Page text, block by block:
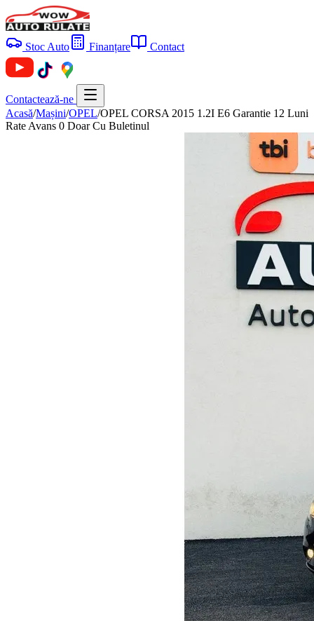
Stoc Auto Finanțare Contact
Contactează-ne
Acasă/Mașini/OPEL/OPEL CORSA 2015 1.2I E6 Garantie 12 Luni
Rate Avans 0 Doar Cu Buletinul